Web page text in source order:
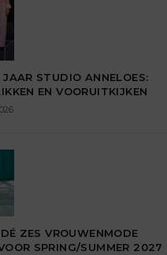
STUDIO ANNELOES:
EN VOORUITKIJKEN
ZES VROUWENMODE
SPRING/SUMMER 2027